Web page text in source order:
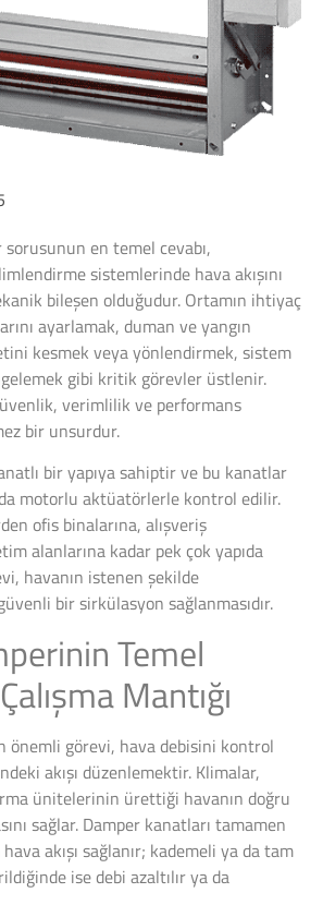
en temel cevabı,
sistemlerinde hava akışını
bileşen olduğudur. Ortamın ihtiyaç
ayarlamak, duman ve yangın
kesmek veya yönlendirmek, sistem
gibi kritik görevler üstlenir.
verimlilik ve performans
bir unsurdur.
bir yapıya sahiptir ve bu kanatlar
motorlu aktüatörlerle kontrol edilir.
ofis binalarına, alışveriş
alanlarına kadar pek çok yapıda
havanın istenen şekilde
bir sirkülasyon sağlanmasıdır.
Temel
Mantığı
önemli görevi, hava debisini kontrol
akışı düzenlemektir. Klimalar,
ünitelerinin ürettiği havanın doğru
sağlar. Damper kanatları tamamen
akışı sağlanır; kademeli ya da tam
ise debi azaltılır ya da